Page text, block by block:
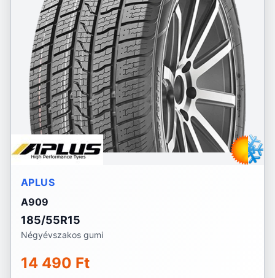
APLUS
A909
185/55R15
Négyévszakos gumi
14 490 Ft